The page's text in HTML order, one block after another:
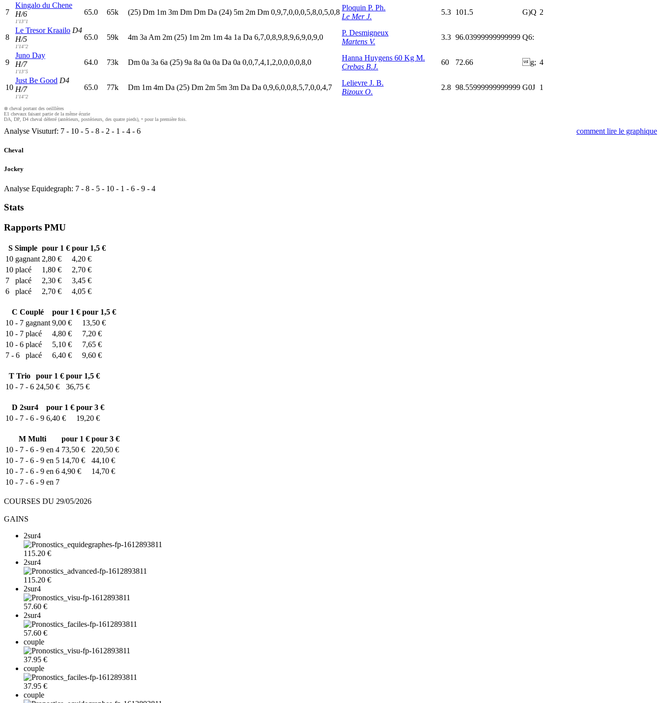
7
Kingalo du Chene
H/6
1'13"1
65.0 65k (25) Dm 1m 3m Dm Dm Da (24) 5m 2m Dm 0,9,7,0,0,0,5,8,0,5,0,8
Ploquin P. Ph.
Le Mer J.
5.3 101.5 G)Q 2
8
Le Tresor Kraailo D4
H/5
1'14"2
65.0 59k 4m 3a Am 2m (25) 1m 2m 1m 4a 1a Da 6,7,0,8,9,8,9,6,9,0,9,0
P. Desmigneux
Martens V.
3.3 96.03999999999999 Q6:
9
Juno Day
H/7
1'13"5
64.0 73k Dm 0a 3a 6a (25) 9a 8a 0a 0a Da 0a 0,0,7,4,1,2,0,0,0,0,8,0
Hanna Huygens 60 Kg M.
Crebas B.J.
60 72.66 g; 4
10
Just Be Good D4
H/7
1'14"2
65.0 77k Dm 1m 4m Da (25) Dm 2m 5m 3m Da Da 0,9,6,0,0,8,5,7,0,0,4,7
Lelievre J. B.
Bizoux O.
2.8 98.55999999999999 G0J 1
⊗ cheval portant des oeilllères
E1 chevaux faisant partie de la même écurie
DA, DP, D4 cheval déferré (antérieurs, postérieurs, des quatre pieds), • pour la première fois.
Analyse Visuturf: 7 - 10 - 5 - 8 - 2 - 1 - 4 - 6 comment lire le graphique
Cheval
Jockey
Analyse Equidegraph: 7 - 8 - 5 - 10 - 1 - 6 - 9 - 4
Stats
Rapports PMU
SSimple pour 1 € pour 1,5 €
10 gagnant 2,80 €
4,20 €
10 placé 1,80 €
2,70 €
7
placé 2,30 €
3,45 €
6
placé 2,70 € 4,05 €
C Couplé pour 1 € pour 1,5 €
10 - 7 gagnant 9,00 €
13,50 €
10 - 7 placé 4,80 €
7,20 €
10 - 6 placé 5,10 €
7,65 €
7 - 6
placé 6,40 € 9,60 €
T Trio pour 1 € pour 1,5 €
10 - 7 - 6 24,50 € 36,75 €
D 2sur4 pour 1 € pour 3 €
10 - 7 - 6 - 9 6,40 € 19,20 €
M Multi pour 1 € pour 3 €
10 - 7 - 6 - 9 en 4 73,50 €
220,50 €
10 - 7 - 6 - 9 en 5 14,70 €
44,10 €
10 - 7 - 6 - 9 en 6 4,90 €
14,70 €
10 - 7 - 6 - 9 en 7
COURSES DU 29/05/2026
GAINS
2sur4
115.20 €
2sur4
115.20 €
2sur4
57.60 €
2sur4
57.60 €
couple
37.95 €
couple
37.95 €
couple